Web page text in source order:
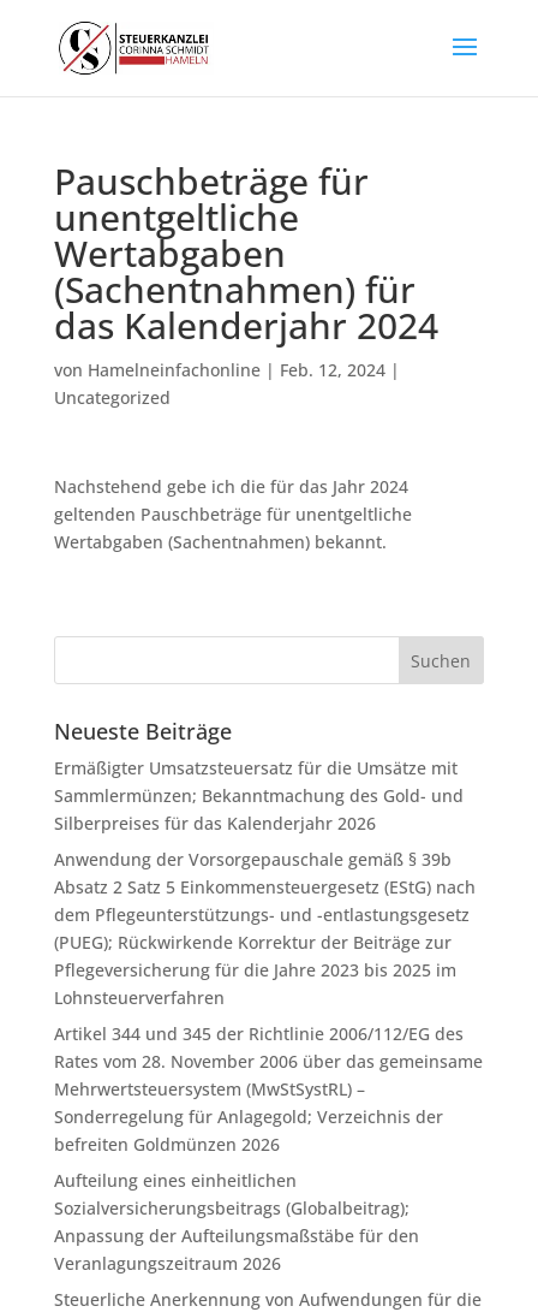
Pauschbeträge für
unentgeltliche
Wertabgaben
(Sachentnahmen) für
das Kalenderjahr 2024
von Hamelneinfachonline| Feb. 12, 2024|
Uncategorized
Nachstehend gebe ich die für das Jahr 2024
geltenden Pauschbeträge für unentgeltliche
Wertabgaben (Sachentnahmen) bekannt.
Neueste Beiträge
Ermäßigter Umsatzsteuersatz für die Umsätze mit
Sammlermünzen; Bekanntmachung des Gold- und
Silberpreises für das Kalenderjahr 2026
Anwendung der Vorsorgepauschale gemäß § 39b
Absatz 2 Satz 5 Einkommensteuergesetz (EStG) nach
dem Pflegeunterstützungs- und -entlastungsgesetz
(PUEG); Rückwirkende Korrektur der Beiträge zur
Pflegeversicherung für die Jahre 2023 bis 2025 im
Lohnsteuerverfahren
Artikel 344 und 345 der Richtlinie 2006/112/EG des
Rates vom 28. November 2006 über das gemeinsame
Mehrwertsteuersystem (MwStSystRL) –
Sonderregelung für Anlagegold; Verzeichnis der
befreiten Goldmünzen 2026
Aufteilung eines einheitlichen
Sozialversicherungsbeitrags (Globalbeitrag);
Anpassung der Aufteilungsmaßstäbe für den
Veranlagungszeitraum 2026
Steuerliche Anerkennung von Aufwendungen für die